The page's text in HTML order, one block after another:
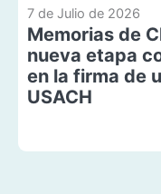
7 de Julio de 2026
Memorias de
nueva etapa
en la firma de
USACH